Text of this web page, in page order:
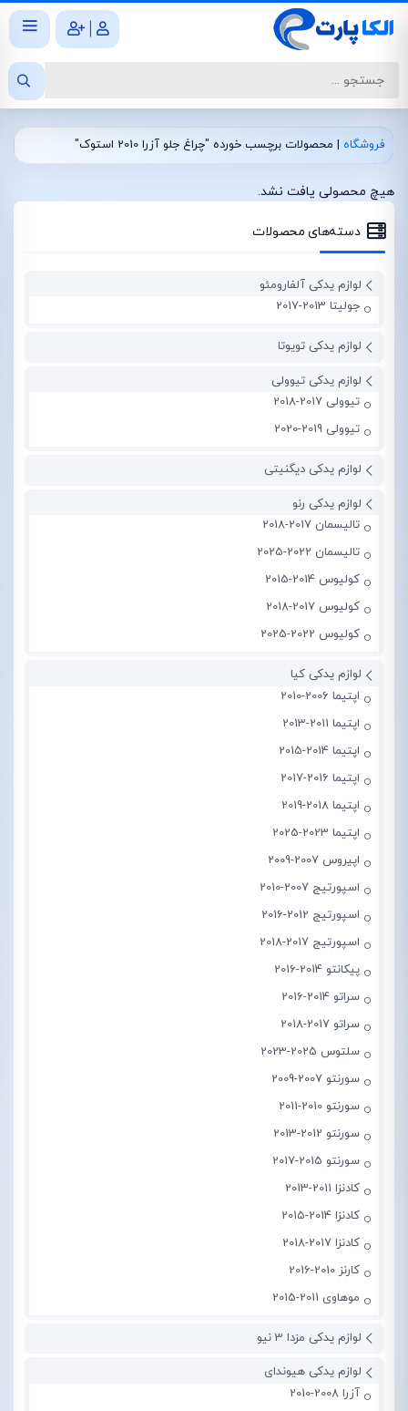
|
فروشگاه | محصولات برچسب خورده "چراغ جلو آزرا 2010 استوک"
هیچ محصولی یافت نشد.
دسته‌های محصولات
لوازم یدکی آلفارومئو
جولیتا 2013-2017
لوازم یدکی تویوتا
لوازم یدکی تیوولی
تیوولی 2017-2018
تیوولی 2019-2020
لوازم یدکی دیگنیتی
لوازم یدکی رنو
تالیسمان 2017-2018
تالیسمان 2022-2025
کولیوس 2014-2015
کولیوس 2017-2018
کولیوس 2022-2025
لوازم یدکی کیا
اپتیما 2006-2010
اپتیما 2011-2013
اپتیما 2014-2015
اپتیما 2016-2017
اپتیما 2018-2019
اپتیما 2023-2025
اپیروس 2007-2009
اسپورتیج 2007-2010
اسپورتیج 2012-2016
اسپورتیج 2017-2018
پیکانتو 2014-2016
سراتو 2014-2016
سراتو 2017-2018
سلتوس 2025-2023
سورنتو 2007-2009
سورنتو 2010-2011
سورنتو 2012-2013
سورنتو 2015-2017
کادنزا 2011-2013
کادنزا 2014-2015
کادنزا 2017-2018
کارنز 2010-2016
موهاوی 2011-2015
لوازم یدکی مزدا 3 نیو
لوازم یدکی هیوندای
آزرا 2008-2010